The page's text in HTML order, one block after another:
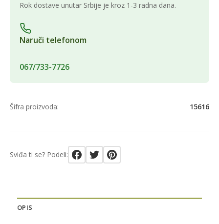
Rok dostave unutar Srbije je kroz 1-3 radna dana.
Naruči telefonom
067/733-7726
Šifra proizvoda: 15616
Sviđa ti se? Podeli:
OPIS